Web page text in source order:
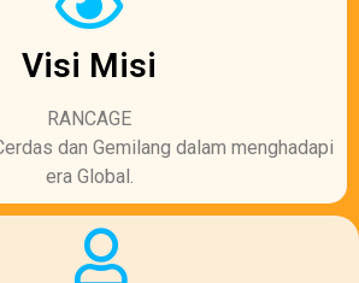
Visi Misi
RANCAGE
dan Gemilang dalam menghadapi
era Global.